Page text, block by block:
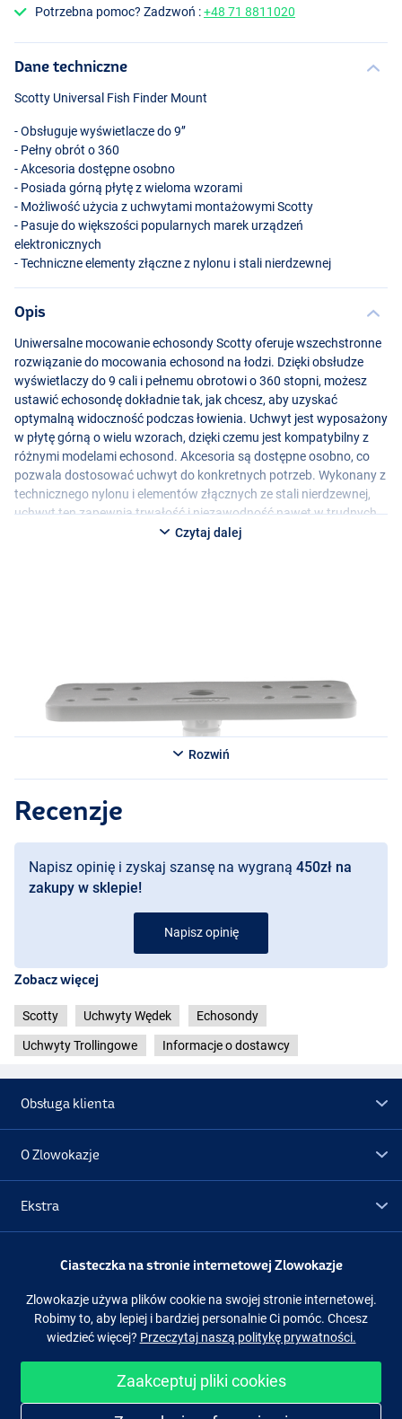
Potrzebna pomoc? Zadzwoń :+48 71 8811020
Dane techniczne
Scotty Universal Fish Finder Mount
- Obsługuje wyświetlacze do 9’’
- Pełny obrót o 360
- Akcesoria dostępne osobno
- Posiada górną płytę z wieloma wzorami
- Możliwość użycia z uchwytami montażowymi Scotty
- Pasuje do większości popularnych marek urządzeń
elektronicznych
- Techniczne elementy złączne z nylonu i stali nierdzewnej
Opis
Uniwersalne mocowanie echosondy Scotty oferuje wszechstronne
rozwiązanie do mocowania echosond na łodzi. Dzięki obsłudze
wyświetlaczy do 9 cali i pełnemu obrotowi o 360 stopni, możesz
ustawić echosondę dokładnie tak, jak chcesz, aby uzyskać
optymalną widoczność podczas łowienia. Uchwyt jest wyposażony
w płytę górną o wielu wzorach, dzięki czemu jest kompatybilny z
różnymi modelami echosond. Akcesoria są dostępne osobno, co
pozwala dostosować uchwyt do konkretnych potrzeb. Wykonany z
technicznego nylonu i elementów złącznych ze stali nierdzewnej,
uchwyt ten zapewnia trwałość i niezawodność nawet w trudnych
warunkach na wodzie. Co więcej, jest kompatybilny z uchwytami
Czytaj dalej
Rozwiń
Recenzje
Napisz opinię i zyskaj szansę na wygraną 450zł na
zakupy w sklepie!
Napisz opinię
Zobacz więcej
Scotty Uchwyty Wędek Echosondy
Uchwyty Trollingowe Informacje o dostawcy
Obsługa klienta
O Zlowokazje
Ekstra
Promocje
Obserwuj nas Facebook Instagram
Ciasteczka na stronie internetowej Zlowokazje
Zlowokazje używa plików cookie na swojej stronie internetowej.
Robimy to, aby lepiej i bardziej personalnie Ci pomóc. Chcesz
wiedzieć więcej? Przeczytaj naszą politykę prywatności.
Zaakceptuj pliki cookies